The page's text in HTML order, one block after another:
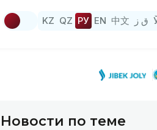
KZ QZ РУ EN 中文 ق ز
Новости по теме